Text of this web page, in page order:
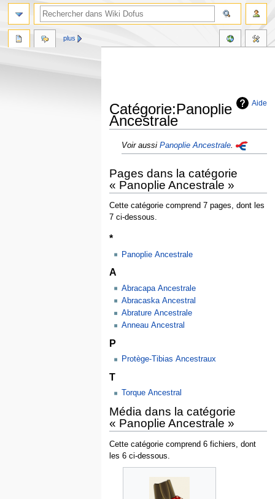
Aide
Catégorie:Panoplie
Ancestrale
Aller
la
navigation
Aller
la
recherche
Voir aussiPanoplie Ancestrale.
Pages dans la catégorie
« Panoplie Ancestrale »
Cette catégorie comprend 7 pages, dont les
7 ci-dessous.
*
Panoplie Ancestrale
A
Abracapa Ancestrale
Abracaska Ancestral
Abrature Ancestrale
Anneau Ancestral
P
Protège-Tibias Ancestraux
T
Torque Ancestral
Média dans la catégorie
« Panoplie Ancestrale »
Cette catégorie comprend 6 fichiers, dont
les 6 ci-dessous.
plus